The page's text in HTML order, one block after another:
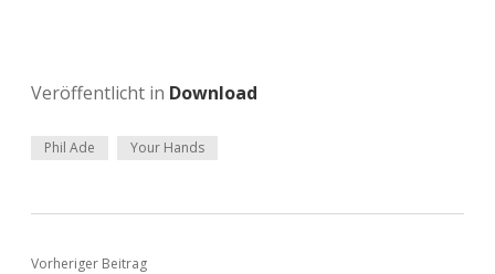
Veröffentlicht in Download
Phil Ade Your Hands
Vorheriger Beitrag